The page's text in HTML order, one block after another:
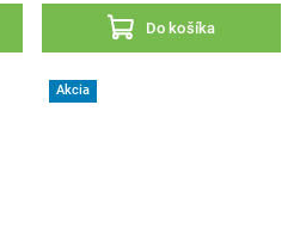
Do košíka
Akcia